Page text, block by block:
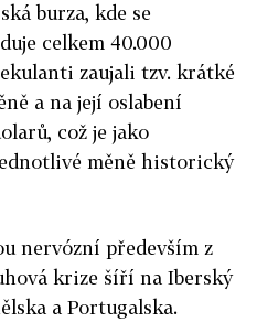
burza, kde se
celkem 40.000
zaujali tzv. krátké
a na její oslabení
což je jako
měně historický
nervózní především z
krize šíří na Iberský
a Portugalska.